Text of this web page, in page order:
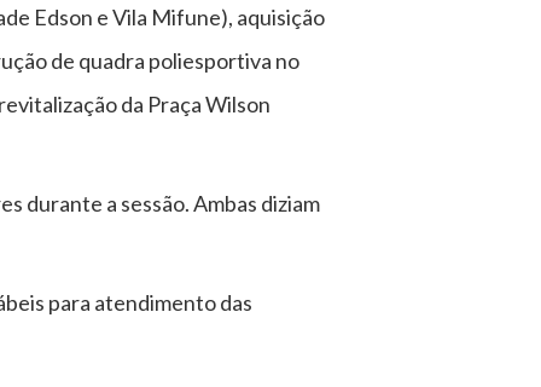
Edson e Vila Mifune), aquisição
de quadra poliesportiva no
da Praça Wilson
durante a sessão. Ambas diziam
para atendimento das